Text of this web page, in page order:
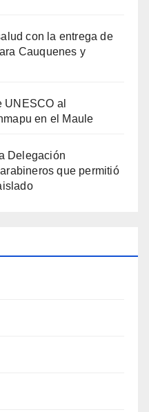
con la entrega de
Cauquenes y
al
en el Maule
Delegación
que permitió